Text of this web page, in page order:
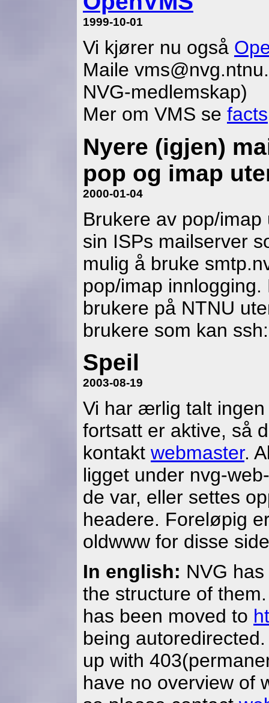
1999-10-01
Vi kjører nu også
Maile
NVG-medlemskap)
Mer om VMS se facts
Nyere (igjen)
pop og imap
2000-01-04
Brukere av pop/
sin ISPs mailserver
mulig å bruke
pop/imap
brukere på NTNU
brukere som kan
Speil
2003-08-19
Vi har ærlig talt
fortsatt er aktive, så
kontakt webmaster.
ligget under nvg-
de var, eller settes
headere. Foreløpig
oldwww for disse
In english: NVG
the structure of
has been moved to
being
up with
have no overview of